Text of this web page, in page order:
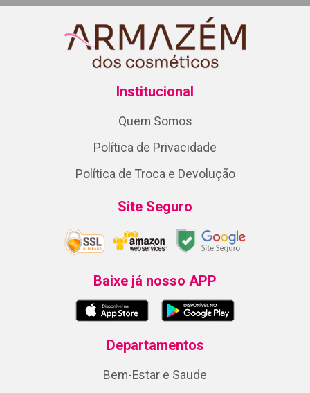
Institucional
Quem Somos
Política de Privacidade
Política de Troca e Devolução
Site Seguro
Baixe já nosso APP
Departamentos
Bem-Estar e Saude